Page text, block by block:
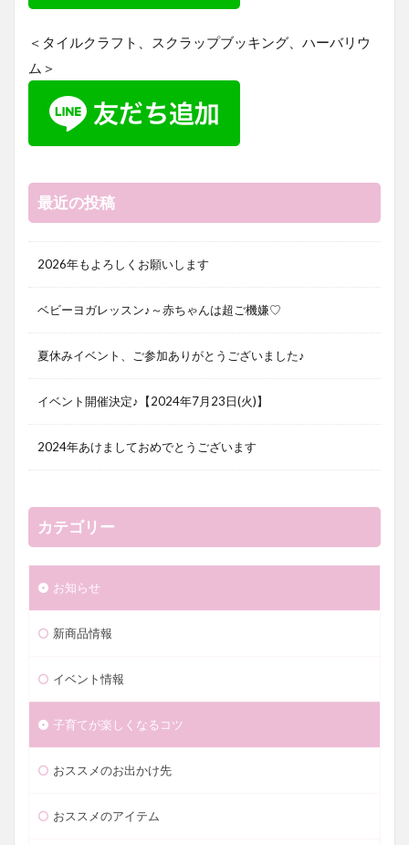
＜タイルクラフト、スクラップブッキング、ハーバリウ
ム＞
最近の投稿
2026年もよろしくお願いします
ベビーヨガレッスン♪～赤ちゃんは超ご機嫌♡
夏休みイベント、ご参加ありがとうございました♪
イベント開催決定♪【2024年7月23日(火)】
2024年あけましておめでとうございます
カテゴリー
お知らせ
新商品情報
イベント情報
子育てが楽しくなるコツ
おススメのお出かけ先
おススメのアイテム